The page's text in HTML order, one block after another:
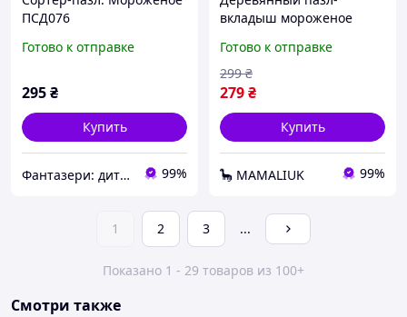
ПСД076
Готово к отправке
295₴
Купить
Фантазери: дитячі книги та розвиваючі іграшки 99%
вкладыш мороженое
PSD076
Готово к отправке
279₴
299 ₴
Купить
🦕 MAMALIUK 99%
1 2 3 ...
Показано 1 - 29 товаров из 100+
Смотри также